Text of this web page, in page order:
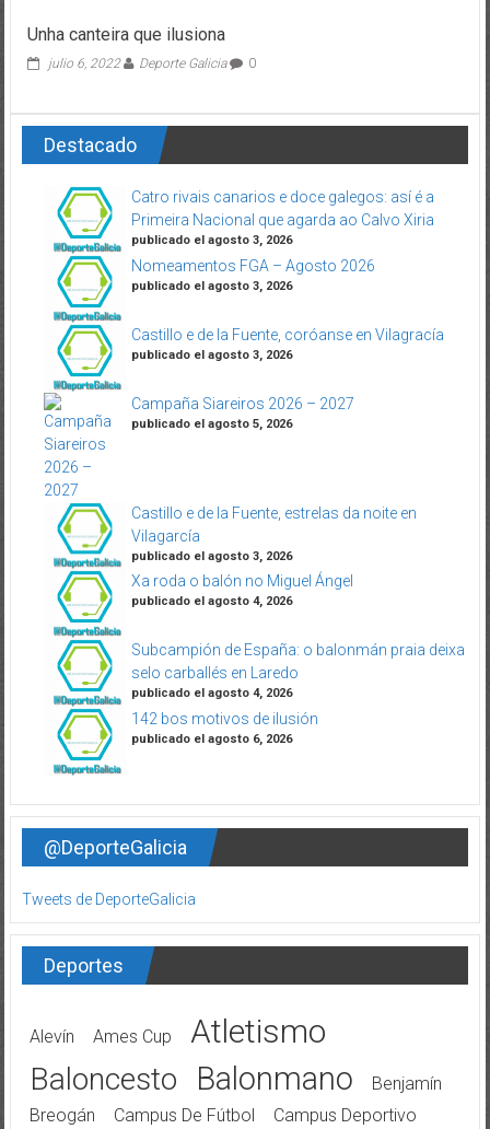
Unha canteira que ilusiona
julio 6, 2022 Deporte Galicia 0
Destacado
Catro rivais canarios e doce galegos: así é a
Primeira Nacional que agarda ao Calvo Xiria
publicado el agosto 3, 2026
Nomeamentos FGA – Agosto 2026
publicado el agosto 3, 2026
Castillo e de la Fuente, coróanse en Vilagracía
publicado el agosto 3, 2026
Campaña Siareiros 2026 – 2027
publicado el agosto 5, 2026
Castillo e de la Fuente, estrelas da noite en
Vilagarcía
publicado el agosto 3, 2026
Xa roda o balón no Miguel Ángel
publicado el agosto 4, 2026
Subcampión de España: o balonmán praia deixa
selo carballés en Laredo
publicado el agosto 4, 2026
142 bos motivos de ilusión
publicado el agosto 6, 2026
@DeporteGalicia
Tweets de DeporteGalicia
Deportes
Alevín Ames Cup Atletismo
Baloncesto Balonmano
Benjamín
Breogán
Campus De Fútbol
Campus Deportivo